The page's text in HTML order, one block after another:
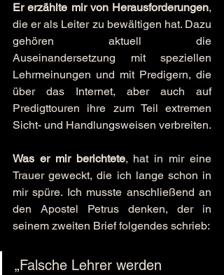
Er erzählte mir von Herausforderungen,
die er als Leiter zu bewältigen hat. Dazu
gehören aktuell die
Auseinandersetzung mit speziellen
Lehrmeinungen und mit Predigern, die
über das Internet, aber auch auf
Predigttouren ihre zum Teil extremen
Sicht- und Handlungsweisen verbreiten.
Was er mir berichtete, hat in mir eine
Trauer geweckt, die ich lange schon in
mir spüre. Ich musste anschließend an
den Apostel Petrus denken, der in
seinem zweiten Brief folgendes schrieb:
„Falsche Lehrer werden